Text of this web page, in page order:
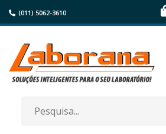
(011) 5062-3610